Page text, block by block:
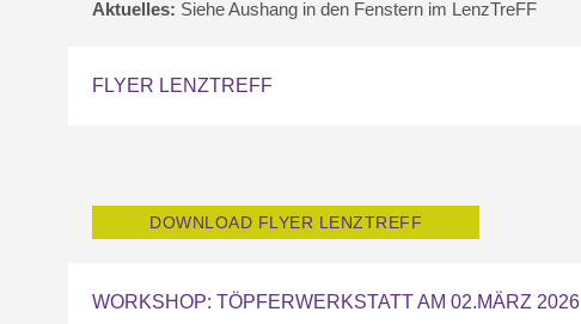
Aktuelles: Siehe Aushang in den Fenstern im LenzTreFF
FLYER LENZTREFF
DOWNLOAD FLYER LENZTREFF
WORKSHOP: TÖPFERWERKSTATT AM 02.MÄRZ 2026